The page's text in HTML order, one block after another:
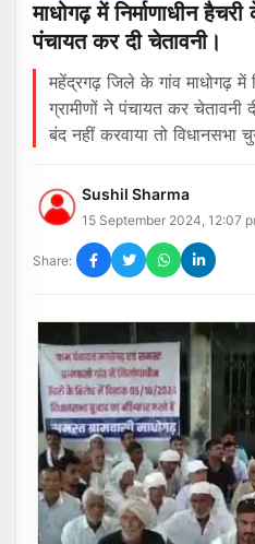
माधोगढ़ में निर्माणाधीन
पंचायत कर दी चेतावनी।
महेंद्रगढ़ जिले के गांव माधोगढ़ में
ग्रामीणों ने पंचायत कर
बंद नहीं करवाया तो विधानसभा
Sushil Sharma
15 September 2024, 12:07
Share: